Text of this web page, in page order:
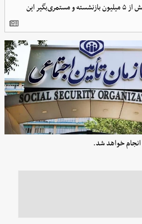
سازمان تأمین اجتماعی اعلام کرد:پرداخت حقوق مربوط به اردیبهشت ماه بیش از ۵ میلیون بازنشسته و مستمری‌بگیر این